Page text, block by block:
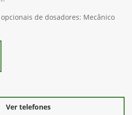
componentes entrega precisão
e fertilizante, além de uma notável
de dosadores: Mecânico